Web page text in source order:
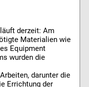
derzeit: Am
Materialien wie
Equipment
wurden die
darunter die
Errichtung der